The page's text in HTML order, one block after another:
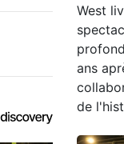
West
ans
de